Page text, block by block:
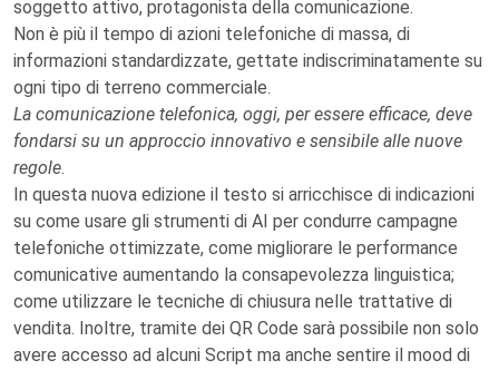
soggetto attivo, protagonista della comunicazione.
Non è più il tempo di azioni telefoniche di massa, di
informazioni standardizzate, gettate indiscriminatamente su
ogni tipo di terreno commerciale.
La comunicazione telefonica, oggi, per essere efficace, deve
fondarsi su un approccio innovativo e sensibile alle nuove
regole.
In questa nuova edizione il testo si arricchisce di indicazioni
su come usare gli strumenti di AI per condurre campagne
telefoniche ottimizzate, come migliorare le performance
comunicative aumentando la consapevolezza linguistica;
come utilizzare le tecniche di chiusura nelle trattative di
vendita. Inoltre, tramite dei QR Code sarà possibile non solo
avere accesso ad alcuni Script ma anche sentire il mood di